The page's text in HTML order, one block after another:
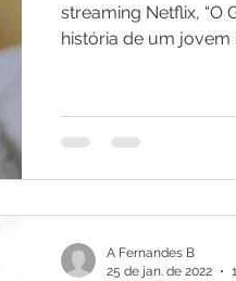
streaming Netflix, “O
história de um jovem
A Fernandes B
25 de jan. de 2022